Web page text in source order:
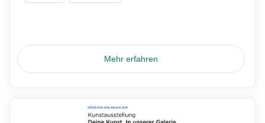
Mehr erfahren